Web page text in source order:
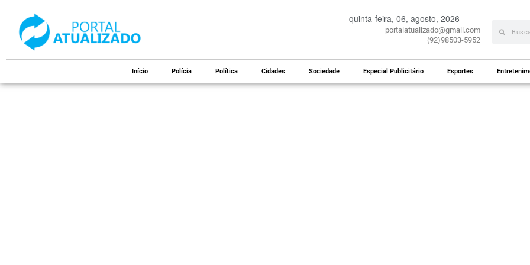
quinta-feira, 06, agosto, 2026
portalatualizado@gmail.com
(92)98503-5952
Início Polícia Política Cidades Sociedade Especial Publicitário Esportes